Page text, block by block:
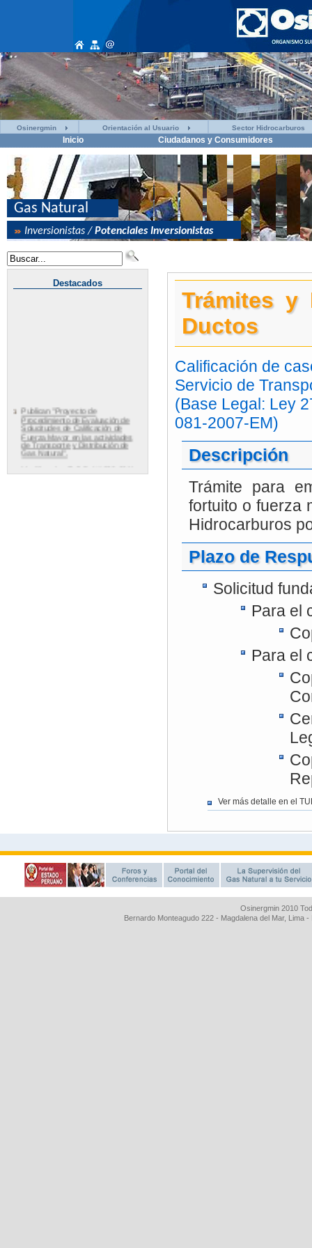
Osinergmin Orientación al Usuario Sector Hidrocarburos
Inicio Ciudadanos y Consumidores
Osinergmin 2010
Bernardo Monteagudo 222 - Magdalena del Mar, Lima